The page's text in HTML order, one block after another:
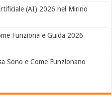
(AI) 2026 nel Mirino
Funziona e Guida 2026
Sono e Come Funzionano